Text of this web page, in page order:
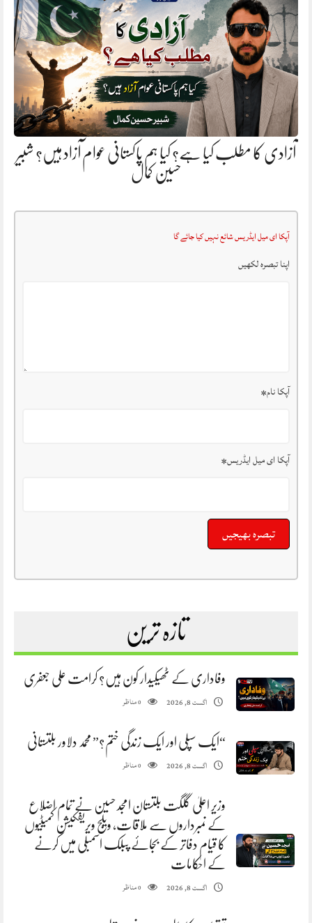
آزادی کا مطلب کیا ہے؟ کیا ہم پاکستانی عوام آزاد ہیں؟ شبیر
حسین کمال
آپکا ای میل ایڈریس شائع نہیں کیا جائے گا
اپنا تبصرہ لکھیں
آپکا نام*
آپکا ای میل ایڈریس*
تازہ ترین
وفاداری کے ٹھیکیدار کون ہیں؟ کرامت علی جعفری
اگست 8, 2026 0مناظر
“ایک سپلی اور ایک زندگی ختم؟” محمد دلاور بلتستانی
اگست 8, 2026 0مناظر
وزیر اعلیٰ گلگت بلتستان امجد حسین نے تمام اضلاع
کے نمبرداروں سے ملاقات، ویلج ویریفکیشن کمیٹیوں
کا قیام دفاتر کے بجائے پبلک اسمبلی میں کرنے
کے احکامات
اگست 8, 2026 0مناظر